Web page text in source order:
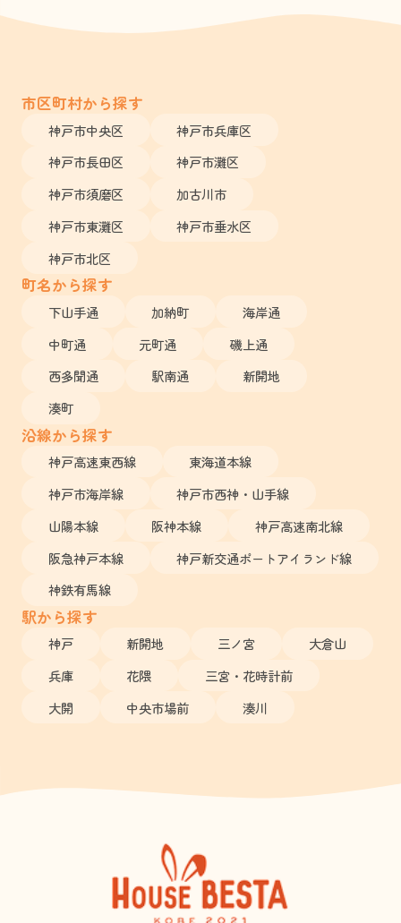
市区町村から探す
神戸市中央区
神戸市兵庫区
神戸市長田区
神戸市灘区
神戸市須磨区
加古川市
神戸市東灘区
神戸市垂水区
神戸市北区
町名から探す
下山手通 加納町
海岸通
中町通
元町通
磯上通
西多聞通
駅南通
新開地
湊町
沿線から探す
神戸高速東西線
東海道本線
神戸市海岸線
神戸市西神・山手線
山陽本線
阪神本線
神戸高速南北線
阪急神戸本線
神戸新交通ポートアイランド線
神鉄有馬線
駅から探す
神戸 新開地 三ノ宮
大倉山
兵庫
花隈
三宮・花時計前
大開
中央市場前 湊川